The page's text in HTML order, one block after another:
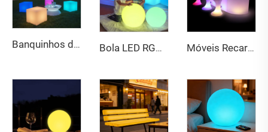
Banquinhos de Bar Modernos em Cubo LED para Boates Hotéis e Refeições Móveis Plásticos Iluminados em PE para Exteriores Luz em Cubo LED Bola LED RGB de Cor Completa, Alta Luminosidade e Material PE com Proteção IP65, 60 cm, Recarregável, Luz de Longa Duração para Decoração de Pátio ao Ar Livre Móveis Recarregáveis Iluminados com LED, Balcão de Bar Portátil em Plástico, Móveis para Boate, Conjunto de Mesa e Cadeiras para Bar